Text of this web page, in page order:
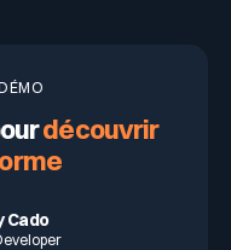
découvrir
Cado